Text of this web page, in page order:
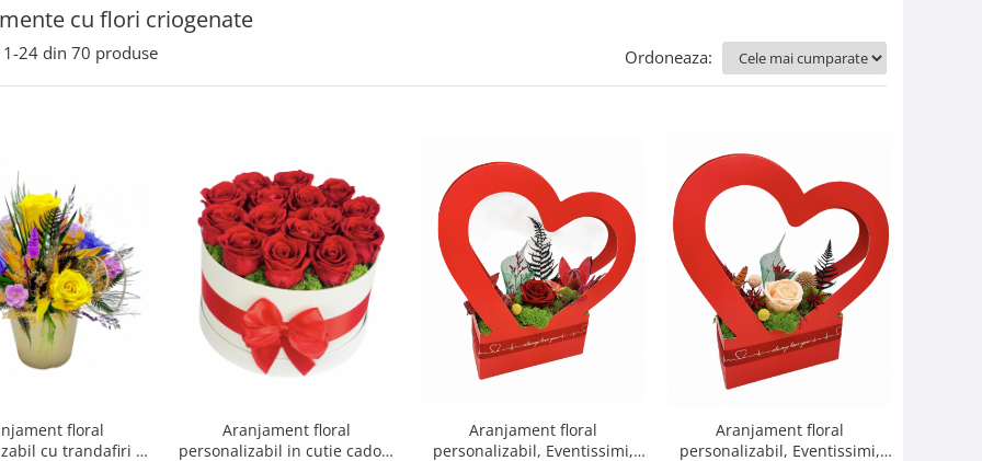
cu flori criogenate
1-24 din 70 produse Ordoneaza:
floral
cu trandafiri si
Aranjament floral
personalizabil in cutie cadou,
Aranjament floral
personalizabil, Eventissimi,
Aranjament floral
personalizabil, Eventissimi,